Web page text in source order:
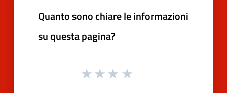
Quanto sono chiare le informazioni
su questa pagina?